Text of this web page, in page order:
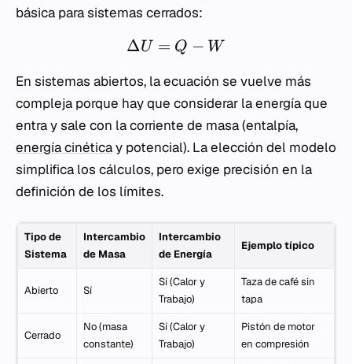
básica para sistemas cerrados:
ΔU = Q − W
En sistemas abiertos, la ecuación se vuelve más
compleja porque hay que considerar la energía que
entra y sale con la corriente de masa (entalpía,
energía cinéticay potencial). La elección del modelo
simplifica los cálculos, pero exige precisión en la
definición de los límites.
Tipo de
Sistema
Intercambio
de Masa
Intercambio
de Energía
Ejemplo típico
Abierto Sí
Sí (Calor y
Trabajo)
Taza de café sin
tapa
Cerrado
No (masa
constante)
Sí (Calor y
Trabajo)
Pistón de motor
en compresión